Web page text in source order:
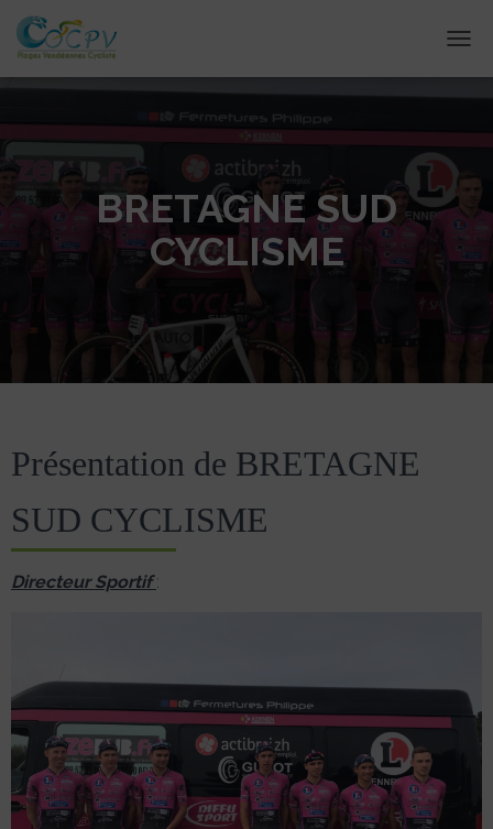
BRETAGNE SUD
CYCLISME
Présentation de BRETAGNE
SUD CYCLISME
Directeur Sportif :